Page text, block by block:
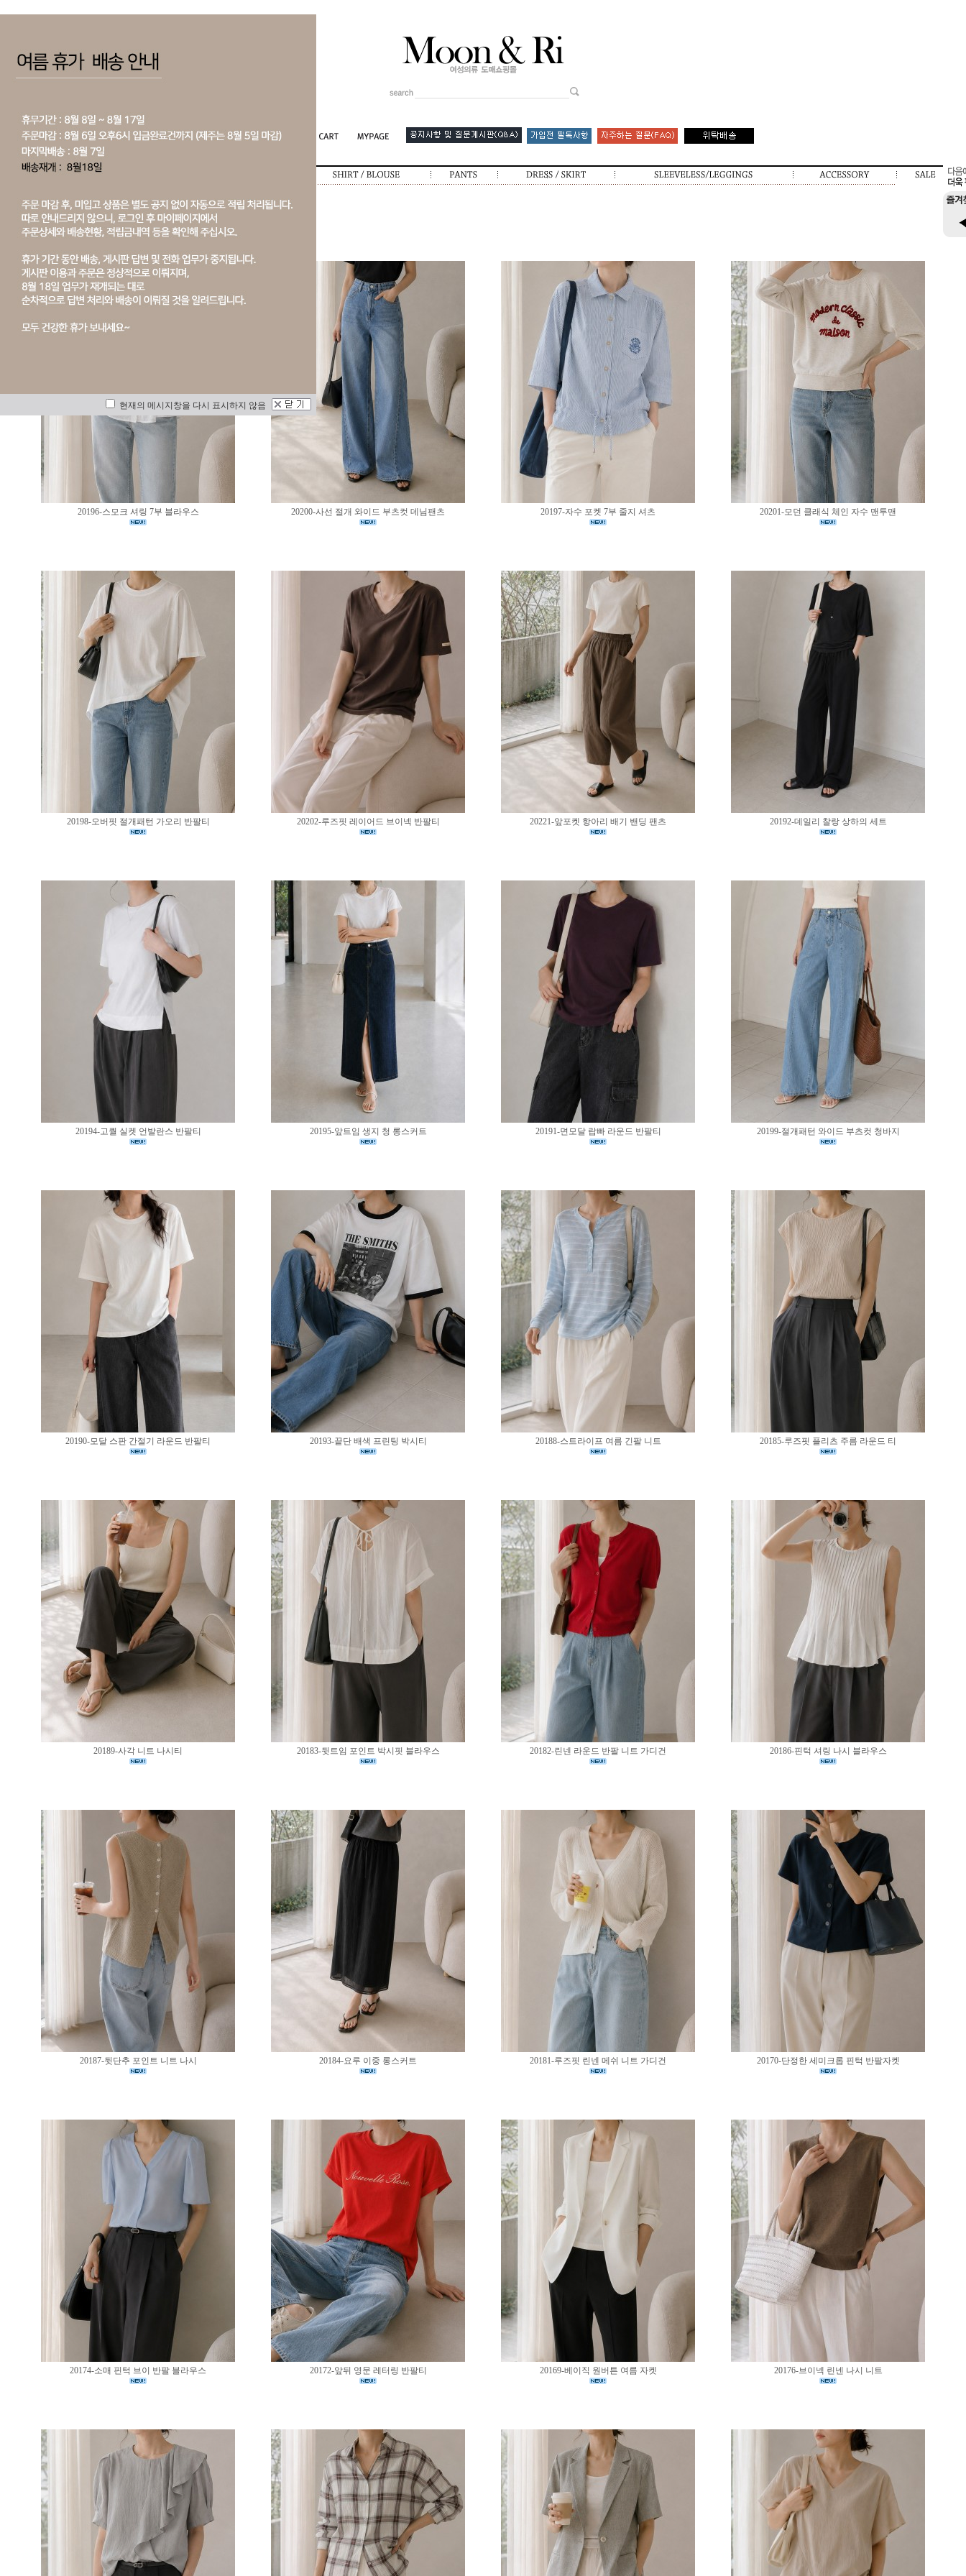
20196-스모크 셔링 7부 블라우스 20200-사선 절개 와이드 부츠컷 데님팬츠 20197-자수 포켓 7부 줄지 셔츠 20201-모던 클래식 체인 자수 맨투맨
20198-오버핏 절개패턴 가오리 반팔티 20202-루즈핏 레이어드 브이넥 반팔티 20221-앞포켓 항아리 배기 밴딩 팬츠 20192-데일리 찰랑 상하의 세트
20194-고퀄 실켓 언발란스 반팔티 20195-앞트임 생지 청 롱스커트 20191-면모달 랍빠 라운드 반팔티 20199-절개패턴 와이드 부츠컷 청바지
20190-모달 스판 간절기 라운드 반팔티 20193-끝단 배색 프린팅 박시티 20188-스트라이프 여름 긴팔 니트 20185-루즈핏 플리츠 주름 라운드 티
20189-사각 니트 나시티 20183-뒷트임 포인트 박시핏 블라우스 20182-린넨 라운드 반팔 니트 가디건 20186-핀턱 셔링 나시 블라우스
20187-뒷단추 포인트 니트 나시 20184-요루 이중 롱스커트 20181-루즈핏 린넨 메쉬 니트 가디건 20170-단정한 세미크롭 핀턱 반팔자켓
20174-소매 핀턱 브이 반팔 블라우스 20172-앞뒤 영문 레터링 반팔티 20169-베이직 원버튼 여름 자켓 20176-브이넥 린넨 나시 니트
현재의 메시지창을 다시 표시하지 않음